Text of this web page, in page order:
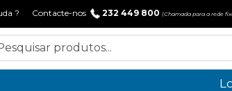
? Contacte-nos 232 449 800 (Chamada para a rede